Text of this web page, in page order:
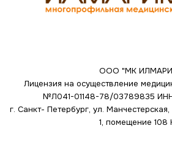
ООО "МК
Лицензия на осуществление
№Л041-01148-78/03789835
г. Санкт- Петербург, ул.
1, помещение 108